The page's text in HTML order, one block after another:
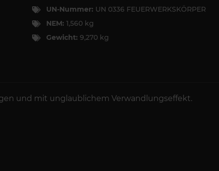
UN-Nummer: UN 0336 FEUERWERKSKÖRPER
NEM: 1,560 kg
Gewicht: 9,270 kg
und mit unglaublichem Verwandlungseffekt.